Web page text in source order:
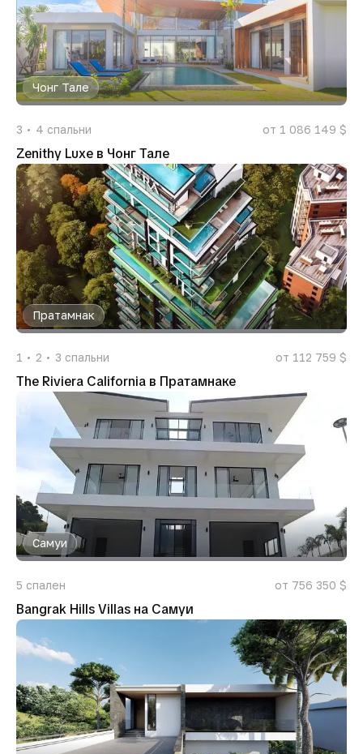
Чонг Тале
3 4 спальни от 1 086 149 $
Zenithy Luxe в Чонг Тале
Пратамнак
1 2 3 спальни от 112 759 $
The Riviera California в Пратамнаке
Самуи
5 спален от 756 350 $
Bangrak Hills Villas на Самуи